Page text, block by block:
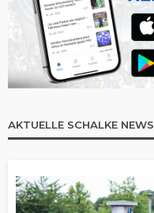
AKTUELLE SCHALKE NEWS